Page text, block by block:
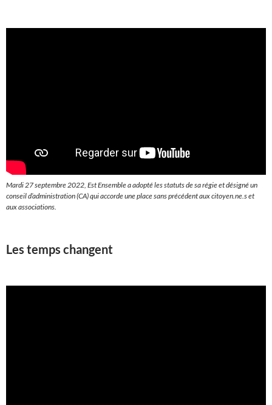
Mardi 27 septembre 2022, Est Ensemble a adopté les statuts de sa régie et désigné un
conseil d’administration (CA) qui accorde une place sans précédent aux citoyen.ne.s et
aux associations.
Les temps changent